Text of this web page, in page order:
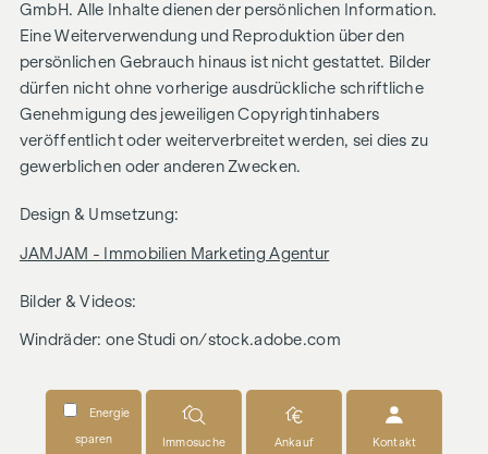
GmbH. Alle Inhalte dienen der persönlichen Information.
Eine Weiterverwendung und Reproduktion über den
persönlichen Gebrauch hinaus ist nicht gestattet. Bilder
dürfen nicht ohne vorherige ausdrückliche schriftliche
Genehmigung des jeweiligen Copyrightinhabers
veröffentlicht oder weiterverbreitet werden, sei dies zu
gewerblichen oder anderen Zwecken.
Design & Umsetzung:
JAMJAM - Immobilien Marketing Agentur
Bilder & Videos:
Windräder: one Studi on/stock.adobe.com
Energie
sparen
Immosuche Ankauf Kontakt